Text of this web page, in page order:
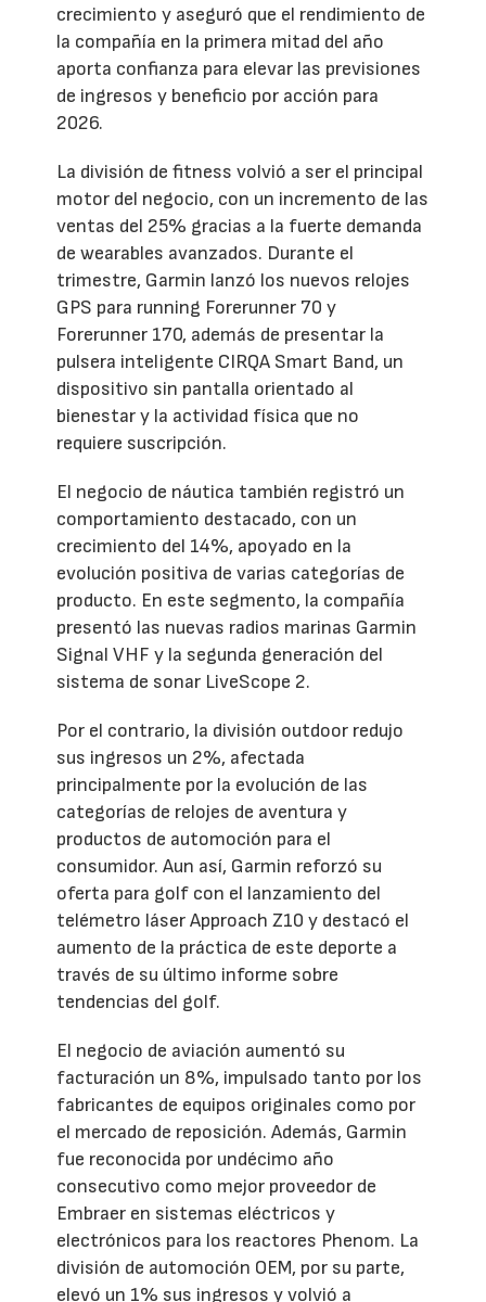
crecimiento y aseguró que el rendimiento de
la compañía en la primera mitad del año
aporta confianza para elevar las previsiones
de ingresos y beneficio por acción para
2026.
La división de fitness volvió a ser el principal
motor del negocio, con un incremento de las
ventas del 25% gracias a la fuerte demanda
de wearables avanzados. Durante el
trimestre, Garmin lanzó los nuevos relojes
GPS para running Forerunner 70 y
Forerunner 170, además de presentar la
pulsera inteligente CIRQA Smart Band, un
dispositivo sin pantalla orientado al
bienestar y la actividad física que no
requiere suscripción.
El negocio de náutica también registró un
comportamiento destacado, con un
crecimiento del 14%, apoyado en la
evolución positiva de varias categorías de
producto. En este segmento, la compañía
presentó las nuevas radios marinas Garmin
Signal VHF y la segunda generación del
sistema de sonar LiveScope 2.
Por el contrario, la división outdoor redujo
sus ingresos un 2%, afectada
principalmente por la evolución de las
categorías de relojes de aventura y
productos de automoción para el
consumidor. Aun así, Garmin reforzó su
oferta para golf con el lanzamiento del
telémetro láser Approach Z10 y destacó el
aumento de la práctica de este deporte a
través de su último informe sobre
tendencias del golf.
El negocio de aviación aumentó su
facturación un 8%, impulsado tanto por los
fabricantes de equipos originales como por
el mercado de reposición. Además, Garmin
fue reconocida por undécimo año
consecutivo como mejor proveedor de
Embraer en sistemas eléctricos y
electrónicos para los reactores Phenom. La
división de automoción OEM, por su parte,
elevó un 1% sus ingresos y volvió a